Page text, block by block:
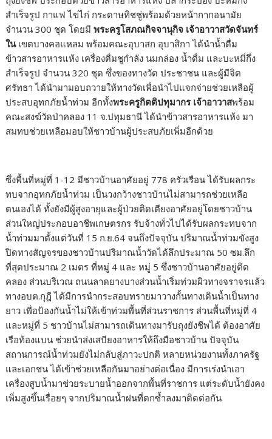
สำเร็จรูป กาแฟ ไข่ไก่ กระดาษทิชชู่พร้อมด้วยหน้ากากอนามัย
จำนวน 300 ชุด โดยมีพระครูโสภณกิจจานุกิจ เจ้าอาวาสวัดจันทร์
ใน เขตบางคอแหลม พร้อมคณะอุบาสก อุบาสิกา ได้นำน้ำดื่ม
ข้าวสารอาหารแห้ง เครื่องดื่มชูกำลัง นมกล่อง น้ำดื่ม และบะหมี่กึ่ง
สำเร็จรูป จำนวน 320 ชุด ซึ่งของทางวัด ประชาชน และผู้มีจิต
ศรัทธา ได้นำมามอบถวายให้ทางวัดเพื่อนำไปแจกจ่ายช่วยเหลือผู้
ประสบอุทกภัยน้ำท่วม อีกทั้งพระครูกิตติปทุมากร เจ้าอาวาสพร้อม
คณะสงฆ์วัดป่าคลอง 11 จ.ปทุมธานี ได้นำข้าวสารอาหารแห้ง มา
สมทบช่วยเหลือมอบให้ชาวบ้านผู้ประสบภัยเพิ่มอีกด้วย
ซึ่งพื้นที่หมู่ที่ 1-12 มีชาวบ้านอาศัยอยู่ 778 ครัวเรือน ได้รับผลกระ
ทบจากอุทกภัยน้ำท่วม เป็นวงกว้างชาวบ้านไม่สามารถช่วยเหลือ
ตนเองได้ ทั้งยังมีผู้สูงอายุและผู้ป่วยติดเตียงอาศัยอยู่โดยชาวบ้าน
ส่วนใหญ่ประกอบอาชีพเกษตรกร รับจ้างทั่วไปได้รับผลกระทบจาก
น้ำท่วมมาตั้งแต่วันที่ 15 ก.ย.64 จนถึงปัจจุบัน ปริมาณน้ำท่วมขังสูง
ปิดทางสัญจรของชาวบ้านปริมาณน้ำวัดได้ลึกประมาณ 50 ซม.ลึก
ที่สุดประมาณ 2 เมตร ที่หมู่ 4 และ หมู่ 5 ซึ่งชาวบ้านอาศัยอยู่ติด
คลอง ส่วนบริเวณ ถนนลาดยางบางส่วนน้ำเริ่มท่วมผิวทางจราจรแล้ว
ทางอบต.กุฎี ได้มีการนำกระสอบทรายมาวางกั้นทางเดินน้ำเป็นทาง
ยาว เพื่อป้องกันน้ำไม่ให้เข้าท่วมพื้นที่ส่วนราชการ ส่วนพื้นที่หมู่ที่ 4
และหมู่ที่ 5 ชาวบ้านไม่สามารถเดินทางมารับถุงยังชีพได้ ต้องอาศัย
เรือท้องแบน ช่วยนำส่งเสบียงอาหารให้ถึงมือชาวบ้าน ปัจจุบัน
สถานการณ์น้ำท่วมยังไม่กลับสู่ภาวะปกติ หลายหน่วยงานทั้งภาครัฐ
และเอกชน ได้เข้าช่วยเหลือกันมาอย่างต่อเนื่อง มีการเร่งนำเอา
เครื่องสูบน้ำมาช่วยระบายน้ำออกจากพื้นที่ราชการ แต่ระดับน้ำยังคง
เพิ่มสูงขึ้นเรื่อยๆ จากปริมาณน้ำฝนที่ตกซ้ำลงมาติดต่อกัน